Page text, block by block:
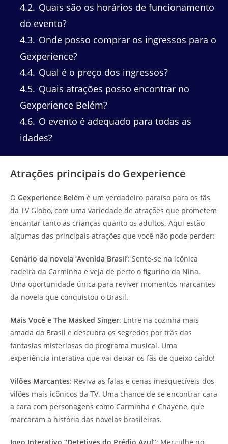
4.2 Quais são os horários de funcionamento
do evento?
4.3 Onde posso comprar os ingressos para o
Gexperience?
4.4 Qual é o preço dos ingressos?
4.5 Quais atrações posso encontrar no
Gexperience Belém?
4.6 O evento é adequado para todas as
idades?
Atrações principais do Gexperience
O Gexperience Belém é um verdadeiro paraíso para os fãs
da TV Globo, com uma variedade de atrações que prometem
encantar tanto as crianças quanto os adultos. Aqui estão
algumas das principais atrações que você não pode perder:
Cenário da novela ‘Avenida Brasil’: Sente-se na icônica
cadeira da Carminha e veja de perto o figurino da Nina.
Uma oportunidade única para reviver momentos marcantes
da novela que conquistou o Brasil.
Mais Você e The Masked Singer: Entre na cozinha mais
amada do Brasil e descubra os segredos por trás das
fantasias misteriosas do programa musical. Uma
experiência interativa que vai deixar os fãs de queixo caído!
Vilões Marcantes: Reviva as falas e cenas inesquecíveis dos
vilões mais icônicos da TV. Uma chance de se encontrar cara
a cara com personagens como Carminha e Chayene, que
marcaram a história das novelas brasileiras.